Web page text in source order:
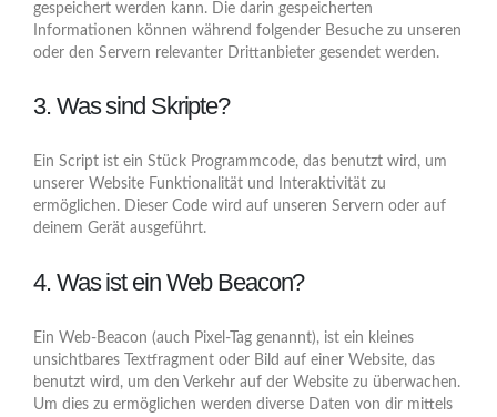
gespeichert werden kann. Die darin gespeicherten
Informationen können während folgender Besuche zu unseren
oder den Servern relevanter Drittanbieter gesendet werden.
3. Was sind Skripte?
Ein Script ist ein Stück Programmcode, das benutzt wird, um
unserer Website Funktionalität und Interaktivität zu
ermöglichen. Dieser Code wird auf unseren Servern oder auf
deinem Gerät ausgeführt.
4. Was ist ein Web Beacon?
Ein Web-Beacon (auch Pixel-Tag genannt), ist ein kleines
unsichtbares Textfragment oder Bild auf einer Website, das
benutzt wird, um den Verkehr auf der Website zu überwachen.
Um dies zu ermöglichen werden diverse Daten von dir mittels